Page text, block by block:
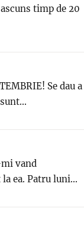
timp de 20
Se dau a
vand
ea. Patru luni...